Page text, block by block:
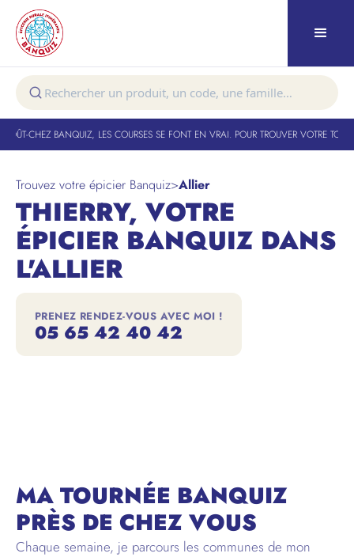
-CHEZ BANQUIZ, LES COURSES SE FONT EN VRAI. POUR TROUVER VOTRE
Trouvez votre épicier Banquiz>Allier
THIERRY, VOTRE
ÉPICIER BANQUIZ DANS
L'ALLIER
PRENEZ RENDEZ-VOUS AVEC MOI !
05 65 42 40 42
MA TOURNÉE BANQUIZ
PRÈS DE CHEZ VOUS
Chaque semaine, je parcours les communes de mon